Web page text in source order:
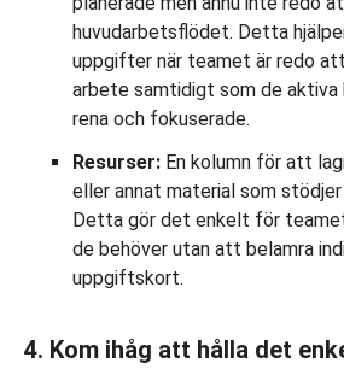
huvudarbetsflödet. Detta
uppgifter när teamet är redo
arbete samtidigt som de aktiva
rena och fokuserade.
Resurser: En kolumn för att
eller annat material som
Detta gör det enkelt för
de behöver utan att belamra
uppgiftskort.
4. Kom ihåg att hålla det